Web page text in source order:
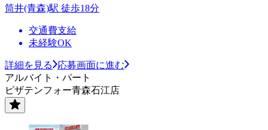
筒井(青森)駅 徒歩18分
交通費支給
未経験OK
詳細を見る
応募画面に進む
アルバイト・パート
ピザテンフォー青森石江店